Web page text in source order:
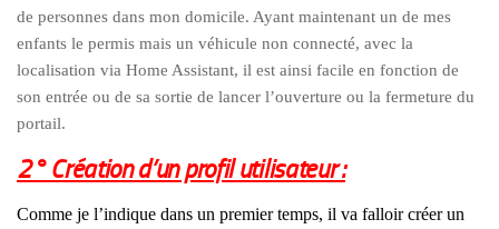
de personnes dans mon domicile. Ayant maintenant un de mes
enfants le permis mais un véhicule non connecté, avec la
localisation via Home Assistant, il est ainsi facile en fonction de
son entrée ou de sa sortie de lancer l’ouverture ou la fermeture du
portail.
2° Création d’un profil utilisateur :
Comme je l’indique dans un premier temps, il va falloir créer un